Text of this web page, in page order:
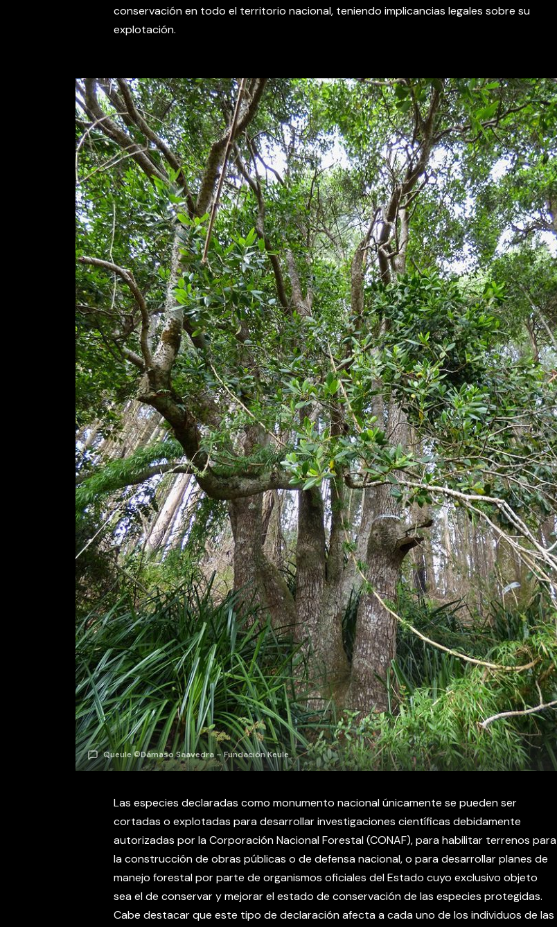
conservación en todo el territorio nacional, teniendo implicancias legales sobre su
explotación.
Queule ©Dámaso Saavedra – Fundación Keule
Las especies declaradas como monumento nacional únicamente se pueden ser
cortadas o explotadas para desarrollar investigaciones científicas debidamente
autorizadas por la Corporación Nacional Forestal (CONAF), para habilitar terrenos para
la construcción de obras públicas o de defensa nacional, o para desarrollar planes de
manejo forestal por parte de organismos oficiales del Estado cuyo exclusivo objeto
sea el de conservar y mejorar el estado de conservación de las especies protegidas.
Cabe destacar que este tipo de declaración afecta a cada uno de los individuos de las